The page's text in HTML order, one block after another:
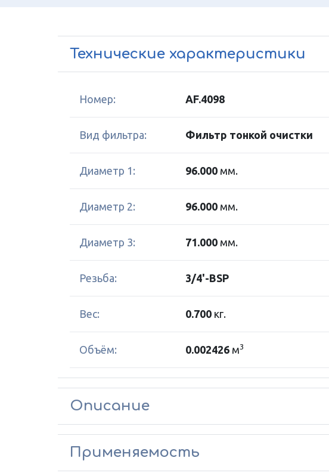
Технические характеристики
Номер: AF.4098
Вид фильтра: Фильтр тонкой очистки
Диаметр 1: 96.000 мм.
Диаметр 2: 96.000 мм.
Диаметр 3: 71.000 мм.
Резьба: 3/4'-BSP
Вес: 0.700 кг.
Объём: 0.002426 м3
Описание
Применяемость